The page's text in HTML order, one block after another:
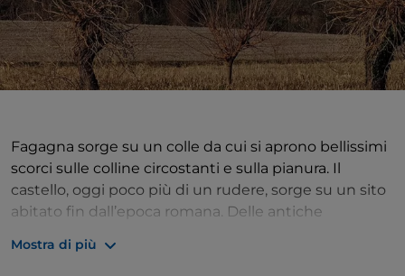
Fagagna sorge su un colle da cui si aprono bellissimi
scorci sulle colline circostanti e sulla pianura. Il
castello, oggi poco più di un rudere, sorge su un sito
abitato fin dall’epoca romana. Delle antiche
i lacerti delle cinte murarie, la porta di Borgo, la torre
Mostra di più